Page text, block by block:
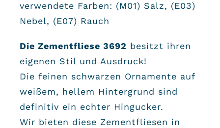
verwendete Farben: (M01) Salz, (E03)
Nebel, (E07) Rauch
Die Zementfliese 3692 besitzt ihren
eigenen Stil und Ausdruck!
Die feinen schwarzen Ornamente auf
weißem, hellem Hintergrund sind
definitiv ein echter Hingucker.
Wir bieten diese Zementfliesen in